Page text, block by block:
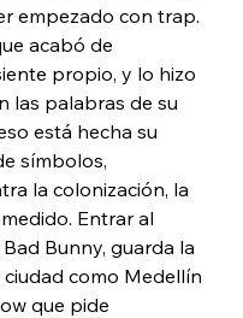
empezado con trap.
acabó de
propio, y lo hizo
las palabras de su
está hecha su
símbolos,
la colonización, la
Entrar al
Bunny, guarda la
como Medellín
que pide